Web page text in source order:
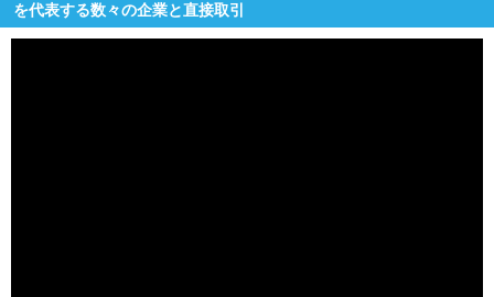
就活ノウハウが満載！
を代表する数々の企業と直接取引